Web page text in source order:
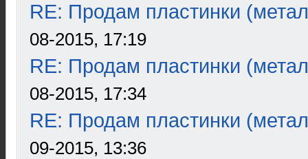
RE: Продам пластинки
08-2015, 17:19
RE: Продам пластинки
08-2015, 17:34
RE: Продам пластинки
09-2015, 13:36